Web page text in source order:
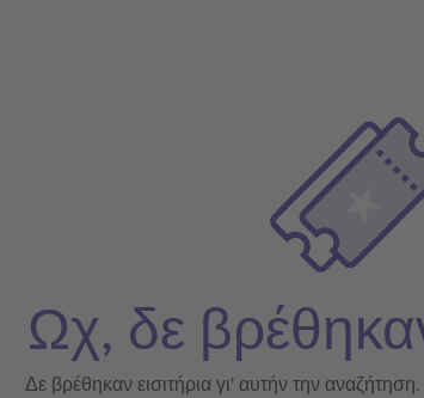
Ωχ, δε
Δε βρέθηκαν εισιτήρια γι' αυτήν την